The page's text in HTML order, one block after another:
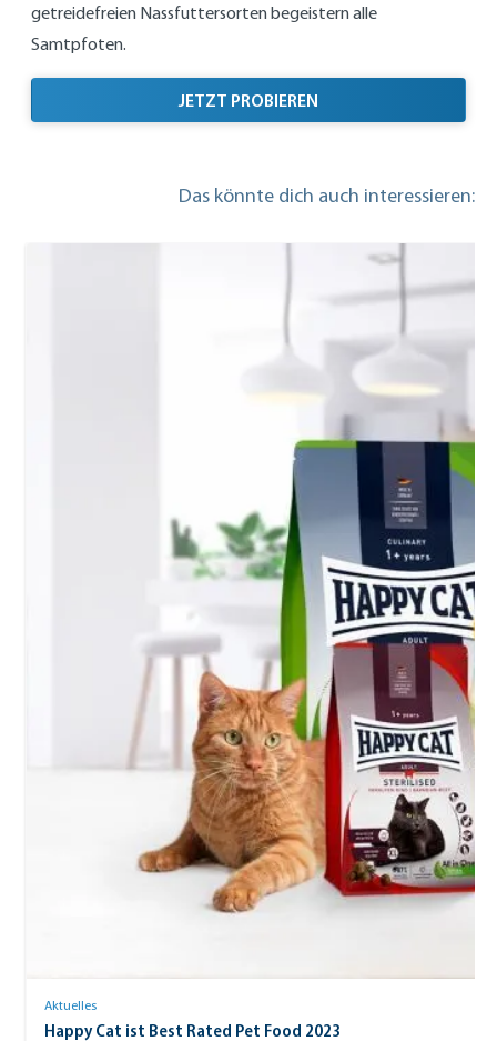
getreidefreien Nassfuttersorten begeistern alle
Samtpfoten.
JETZT PROBIEREN
Das könnte dich auch interessieren:
Aktuelles
Happy Cat ist Best Rated Pet Food 2023